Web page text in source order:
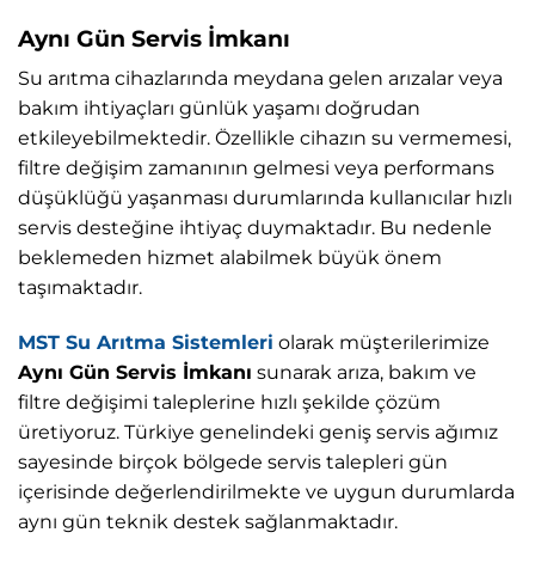
Aynı Gün Servis İmkanı
Su arıtma cihazlarında meydana gelen arızalar veya
bakım ihtiyaçları günlük yaşamı doğrudan
etkileyebilmektedir. Özellikle cihazın su vermemesi,
filtre değişim zamanının gelmesi veya performans
düşüklüğü yaşanması durumlarında kullanıcılar hızlı
servis desteğine ihtiyaç duymaktadır. Bu nedenle
beklemeden hizmet alabilmek büyük önem
taşımaktadır.
MST Su Arıtma Sistemleri olarak müşterilerimize
Aynı Gün Servis İmkanı sunarak arıza, bakım ve
filtre değişimi taleplerine hızlı şekilde çözüm
üretiyoruz. Türkiye genelindeki geniş servis ağımız
sayesinde birçok bölgede servis talepleri gün
içerisinde değerlendirilmekte ve uygun durumlarda
aynı gün teknik destek sağlanmaktadır.